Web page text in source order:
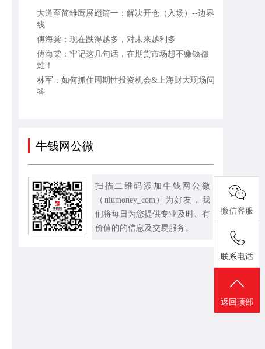
大道至简雏鹰展翅篇一：解决开仓（入场）--边界
线
傅海棠：现在跌得越多，对未来越利多
傅海棠：牢记这几句话，在期货市场想不赚钱都
难！
林军：如何抓住周期性投资机会&上海财大现场问
答
牛钱网公微
扫描二维码添加牛钱网公微
（niumoney_com）为好友，我
们将每日为您提供专业及时、有
价值的的信息及交易服务。
微信客服
联系电话
返回顶部